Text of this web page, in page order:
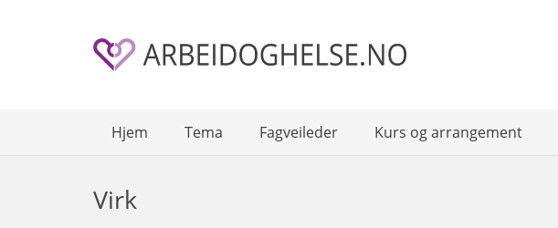
Hjem Tema Fagveileder Kurs og arrangement
Virk